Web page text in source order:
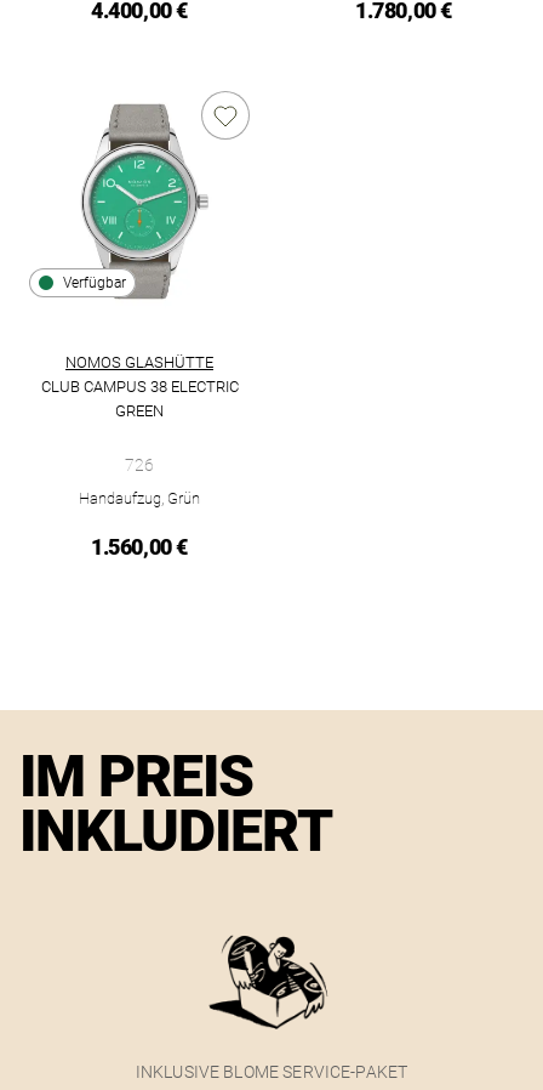
4.400,00 € 1.780,00 €
Verfügbar
NOMOS GLASHÜTTE
CLUB CAMPUS 38 ELECTRIC
GREEN
726
Handaufzug, Grün
1.560,00 €
IM PREIS
INKLUDIERT
INKLUSIVE BLOME SERVICE-PAKET